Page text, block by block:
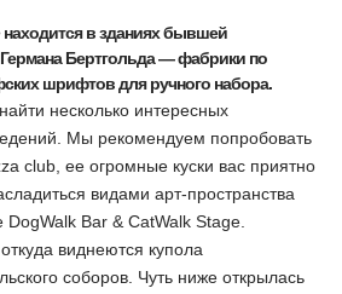
находится в зданиях бывшей
Бертгольда — фабрики по
шрифтов для ручного набора.
несколько интересных
Мы рекомендуем попробовать
club, ее огромные куски вас приятно
видами арт-пространства
Bar & CatWalk Stage.
виднеются купола
соборов. Чуть ниже открылась